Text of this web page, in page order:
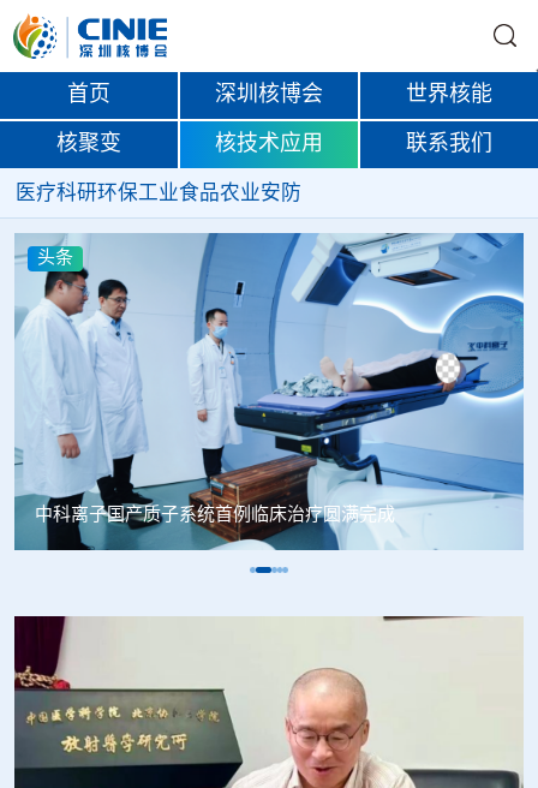
首页 深圳核博会 世界核能
核聚变 核技术应用 联系我们
医疗科研环保工业食品农业安防
头条
韩国忠清北道上半年农水产品放射性检测结果达标